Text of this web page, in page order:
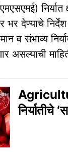
भर देण्याचे
व संभाव्य
असल्याची
निर्यातीचे